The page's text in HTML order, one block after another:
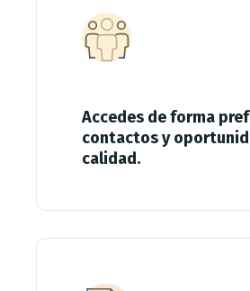
Accedes de forma
contactos y
calidad.